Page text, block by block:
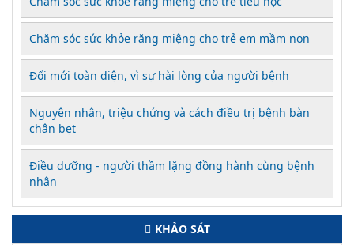
Chăm sóc sức khỏe răng miệng cho trẻ em mầm non
Đổi mới toàn diện, vì sự hài lòng của người bệnh
Nguyên nhân, triệu chứng và cách điều trị bệnh bàn
chân bẹt
Điều dưỡng - người thầm lặng đồng hành cùng bệnh
nhân
KHẢO SÁT